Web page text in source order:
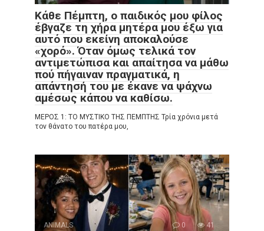
Κάθε Πέμπτη, ο παιδικός μου φίλος
έβγαζε τη χήρα μητέρα μου έξω για
αυτό που εκείνη αποκαλούσε
«χορό». Όταν όμως τελικά τον
αντιμετώπισα και απαίτησα να μάθω
πού πήγαιναν πραγματικά, η
απάντησή του με έκανε να ψάχνω
αμέσως κάπου να καθίσω.
ΜΕΡΟΣ 1: ΤΟ ΜΥΣΤΙΚΟ ΤΗΣ ΠΕΜΠΤΗΣ Τρία χρόνια μετά
τον θάνατο του πατέρα μου,
ANIMALS 0 41